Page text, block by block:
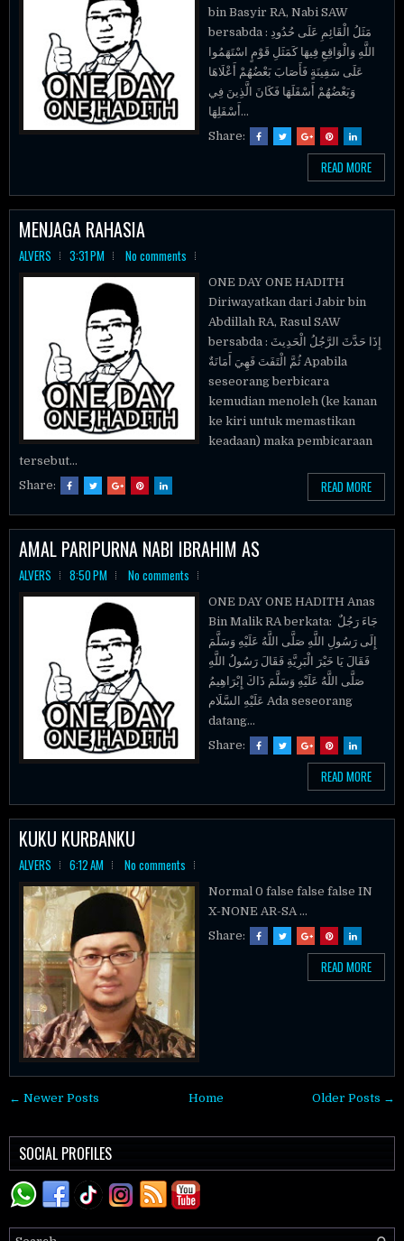
bin Basyir RA, Nabi SAW
bersabda : مَثَلُ الْقَائِمِ عَلَى حُدُودِ
اللَّهِ وَالْوَاقِعِ فِيهَا كَمَثَلِ قَوْمٍ اسْتَهَمُوا
عَلَى سَفِينَةٍ فَأَصَابَ بَعْضُهُمْ أَعْلَاهَا
وَبَعْضُهُمْ أَسْفَلَهَا فَكَانَ الَّذِينَ فِي
أَسْفَلِهَا...
Share:
READ MORE
MENJAGA RAHASIA
ALVERS 3:31 PM No comments
ONE DAY ONE HADITH
Diriwayatkan dari Jabir bin
Abdillah RA, Rasul SAW
bersabda : إِذَا حَدَّثَ الرَّجُلُ الْحَدِيثَ
ثُمَّ الْتَفَتَ فَهِيَ أَمَانَةٌ Apabila
seseorang berbicara
kemudian menoleh (ke kanan
ke kiri untuk memastikan
keadaan) maka pembicaraan
tersebut...
Share:
READ MORE
AMAL PARIPURNA NABI IBRAHIM AS
ALVERS 8:50 PM No comments
ONE DAY ONE HADITH Anas
Bin Malik RA berkata: جَاءَ رَجُلٌ
إِلَى رَسُولِ اللَّهِ صَلَّى اللَّهُ عَلَيْهِ وَسَلَّمَ
فَقَالَ يَا خَيْرَ الْبَرِيَّةِ فَقَالَ رَسُولُ اللَّهِ
صَلَّى اللَّهُ عَلَيْهِ وَسَلَّمَ ذَاكَ إِبْرَاهِيمُ
عَلَيْهِ السَّلَام Ada seseorang
datang...
Share:
READ MORE
KUKU KURBANKU
ALVERS 6:12 AM No comments
Normal 0 false false false IN
X-NONE AR-SA ...
Share:
READ MORE
← Newer Posts Older Posts →
Home
SOCIAL PROFILES